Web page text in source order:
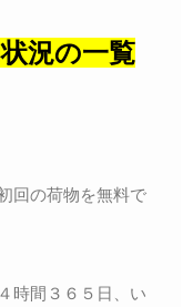
況の一覧
回の荷物を無料で
時間３６５日、い